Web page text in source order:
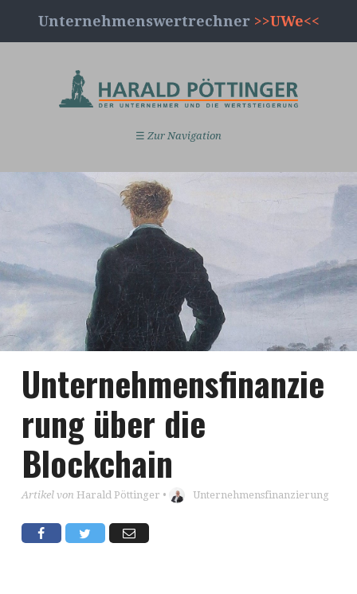
Unternehmenswertrechner >>UWe<<
☰ Zur Navigation
Unternehmensfinanzie
rung über die
Blockchain
Artikel von Harald Pöttinger • Unternehmensfinanzierung